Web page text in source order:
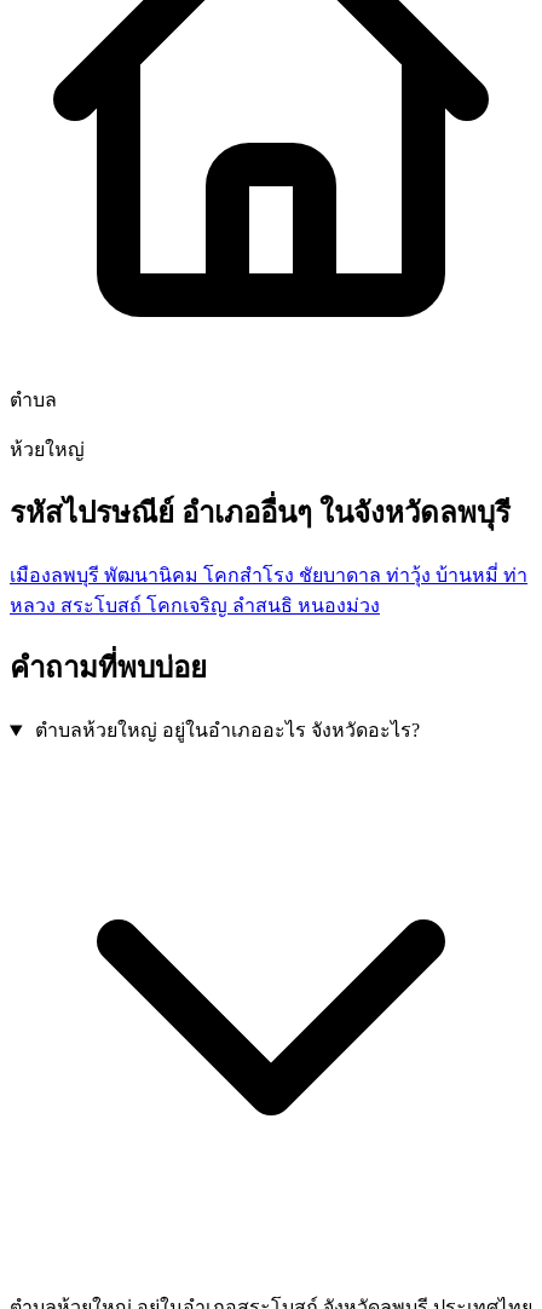
ตำบล
ห้วยใหญ่
รหัสไปรษณีย์ อำเภออื่นๆ ในจังหวัดลพบุรี
เมืองลพบุรี พัฒนานิคม โคกสำโรง ชัยบาดาล ท่าวุ้ง บ้านหมี่ ท่า
หลวง สระโบสถ์ โคกเจริญ ลำสนธิ หนองม่วง
คำถามที่พบบ่อย
ตำบลห้วยใหญ่ อยู่ในอำเภออะไร จังหวัดอะไร?